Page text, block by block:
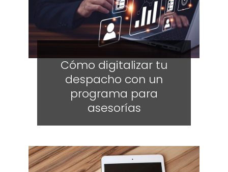
Cómo digitalizar tu
despacho con un
programa para
asesorías